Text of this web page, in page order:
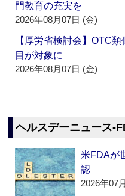
門教育の充実を
2026年08月07日 (金)
【厚労省検討会】OTC
目が対象に
2026年08月07日 (金)
ヘルスデーニュース
米FDAが
認
2026年07